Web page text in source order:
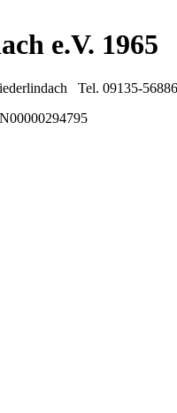
e.V. 1965
Tel. 09135-